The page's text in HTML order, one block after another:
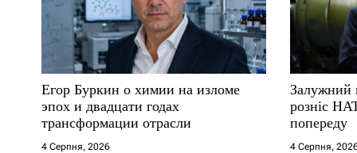
и
с
і
в
Егор Буркин о химии на изломе
эпох и двадцати годах
трансформации отрасли
4 Серпня, 2026
Залужний
розніс
попереду
4 Серпня,